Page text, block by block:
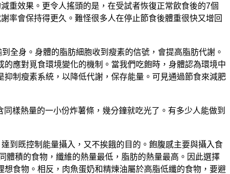
重效果。更令人搖頭的是，在受試者恢復正常飲食後的7個
率會保持得更久。難怪很多人在停止節食後體重很快又增回
全身。身體的脂肪細胞收到瘦素的信號，會提高脂肪代謝。
應對覓食環境變化的機制。當我們吃飽時，身體認為環境中
制瘦素系統，以降低代謝，保存能量。可見通過節食來減肥
樣熱量的一小份炸薯條，幾分鐘就吃光了。有多少人能做到
到既控制能量攝入，又不挨餓的目的。飽腹感主要與攝入食
體積的食物，纖維的熱量最低，脂肪的熱量最高。因此選擇
食物。相反，肉魚蛋奶和精煉油屬於高脂低纖的食物，要避